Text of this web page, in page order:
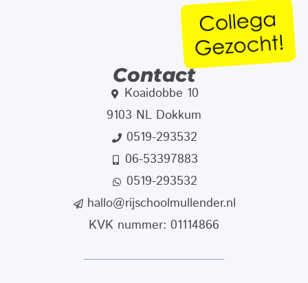
Contact
Koaidobbe 10
9103 NL Dokkum
0519-293532
06-53397883
0519-293532
hallo@rijschoolmullender.nl
KVK nummer: 01114866